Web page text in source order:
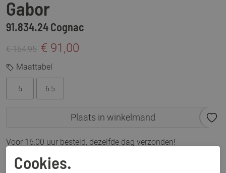
Gabor
91.834.24 Cognac
€ 164,95 € 91,00
Maattabel
5 6.5
Plaats in winkelmand
Voor 16:00 uur besteld, dezelfde dag verzonden!
Omschrijving
Cookies.